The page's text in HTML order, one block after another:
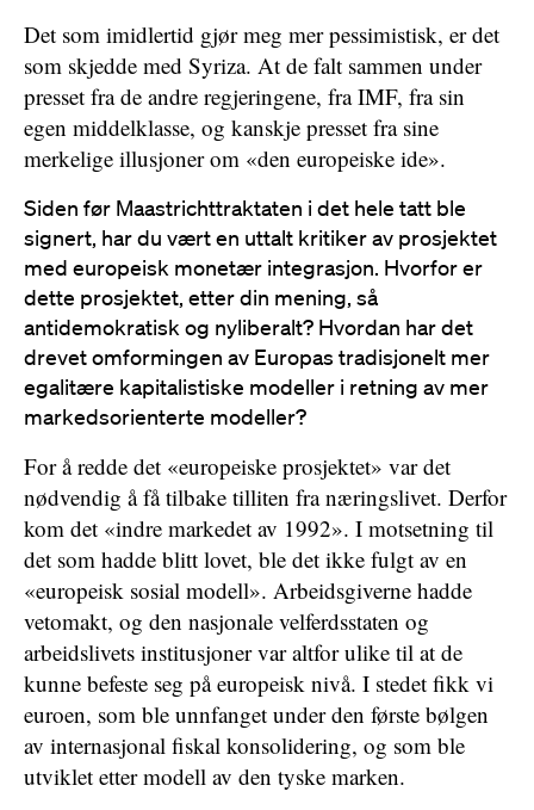
Det som imidlertid gjør meg mer pessimistisk, er det
som skjedde med Syriza. At de falt sammen under
presset fra de andre regjeringene, fra IMF, fra sin
egen middelklasse, og kanskje presset fra sine
merkelige illusjoner om «den europeiske ide».
Siden før Maastrichttraktaten i det hele tatt ble
signert, har du vært en uttalt kritiker av prosjektet
med europeisk monetær integrasjon. Hvorfor er
dette prosjektet, etter din mening, så
antidemokratisk og nyliberalt? Hvordan har det
drevet omformingen av Europas tradisjonelt mer
egalitære kapitalistiske modeller i retning av mer
markedsorienterte modeller?
For å redde det «europeiske prosjektet» var det
nødvendig å få tilbake tilliten fra næringslivet. Derfor
kom det «indre markedet av 1992». I motsetning til
det som hadde blitt lovet, ble det ikke fulgt av en
«europeisk sosial modell». Arbeidsgiverne hadde
vetomakt, og den nasjonale velferdsstaten og
arbeidslivets institusjoner var altfor ulike til at de
kunne befeste seg på europeisk nivå. I stedet fikk vi
euroen, som ble unnfanget under den første bølgen
av internasjonal fiskal konsolidering, og som ble
utviklet etter modell av den tyske marken.